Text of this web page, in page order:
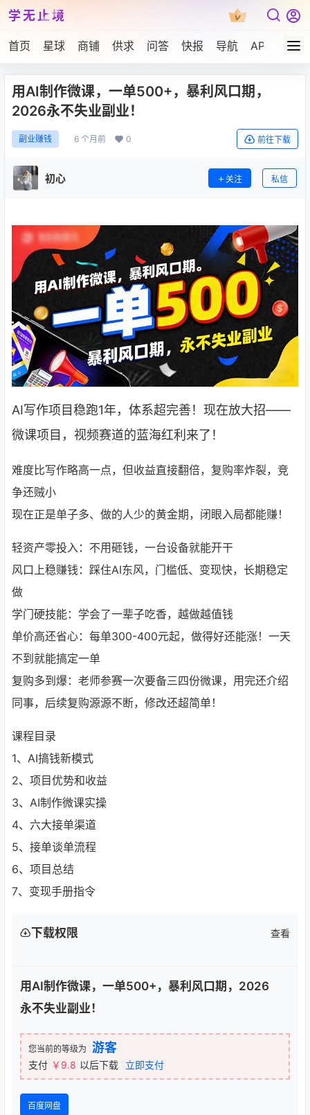
学无止境
首页 星球 商铺 供求 问答 快报 导航 APP下载
用AI制作微课，一单500+，暴利风口期，
2026永不失业副业！
副业赚钱 6 个月前 0 前往下载
初心 关注 私信
AI写作项目稳跑1年，体系超完善！现在放大招——
微课项目，视频赛道的蓝海红利来了！
难度比写作略高一点，但收益直接翻倍，复购率炸裂，竞
争还贼小
现在正是单子多、做的人少的黄金期，闭眼入局都能赚！
轻资产零投入：不用砸钱，一台设备就能开干
风口上稳赚钱：踩住AI东风，门槛低、变现快，长期稳定
做
学门硬技能：学会了一辈子吃香，越做越值钱
单价高还省心：每单300-400元起，做得好还能涨！一天
不到就能搞定一单
复购多到爆：老师参赛一次要备三四份微课，用完还介绍
同事，后续复购源源不断，修改还超简单！
课程目录
1、AI搞钱新模式
2、项目优势和收益
3、AI制作微课实操
4、六大接单渠道
5、接单谈单流程
6、项目总结
7、变现手册指令
下载权限 查看
用AI制作微课，一单500+，暴利风口期，2026
永不失业副业！
您当前的等级为 游客
支付 ￥9.8 以后下载 立即支付
百度网盘